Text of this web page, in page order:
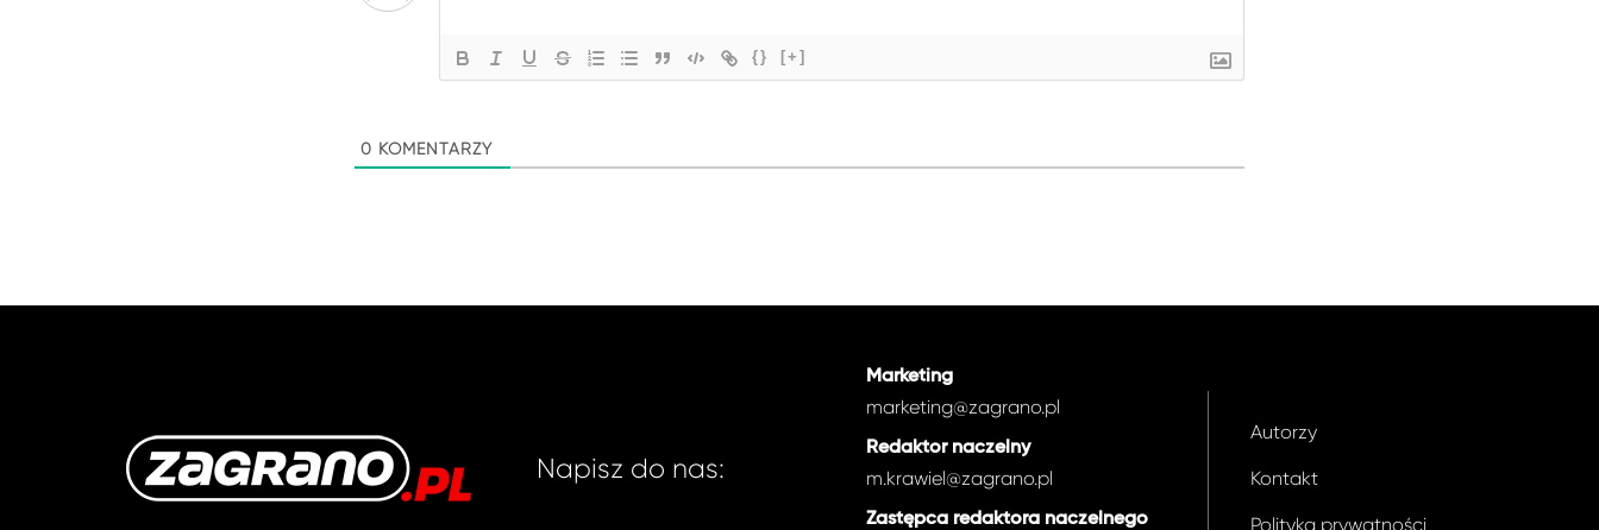
{} [+]
0 KOMENTARZY
Napisz do nas:
Marketing
marketing@zagrano.pl
Redaktor naczelny
m.krawiel@zagrano.pl
Zastępca redaktora naczelnego
Autorzy
Kontakt
Polityka prywatności